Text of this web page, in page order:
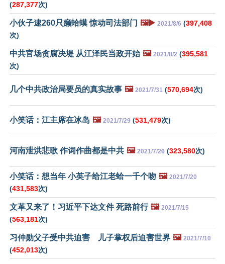
(287,377次)
小伙子逮260只癞蛤蟆 惊动司法部门 🖼️▶️ 2021/8/6 (397,408
次)
中共官场贪腐决堤 从江泽民当政开始 🖼️ 2021/8/2 (395,581
次)
几个中共政治局要员的真实故事 🖼️ 2021/7/31 (570,694次)
小笑话：江主席在冰岛 🖼️ 2021/7/29 (531,479次)
河南泄洪悲歌 作词作曲都是中共 🖼️ 2021/7/26 (323,580次)
小笑话：想当年 小英子给江老蛤一千个吻 🖼️ 2021/7/20
(431,583次)
文革又来了！习近平下达文件 死路前行 🖼️ 2021/7/15
(563,181次)
习仲勋父子受中共迫害 儿子掌权后迫害世界 🖼️ 2021/7/10
(452,013次)